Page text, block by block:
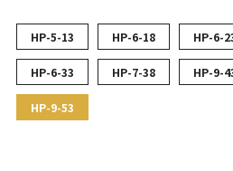
HP-5-13 HP-6-18 HP-6-
HP-6-33 HP-7-38 HP-9-
HP-9-53